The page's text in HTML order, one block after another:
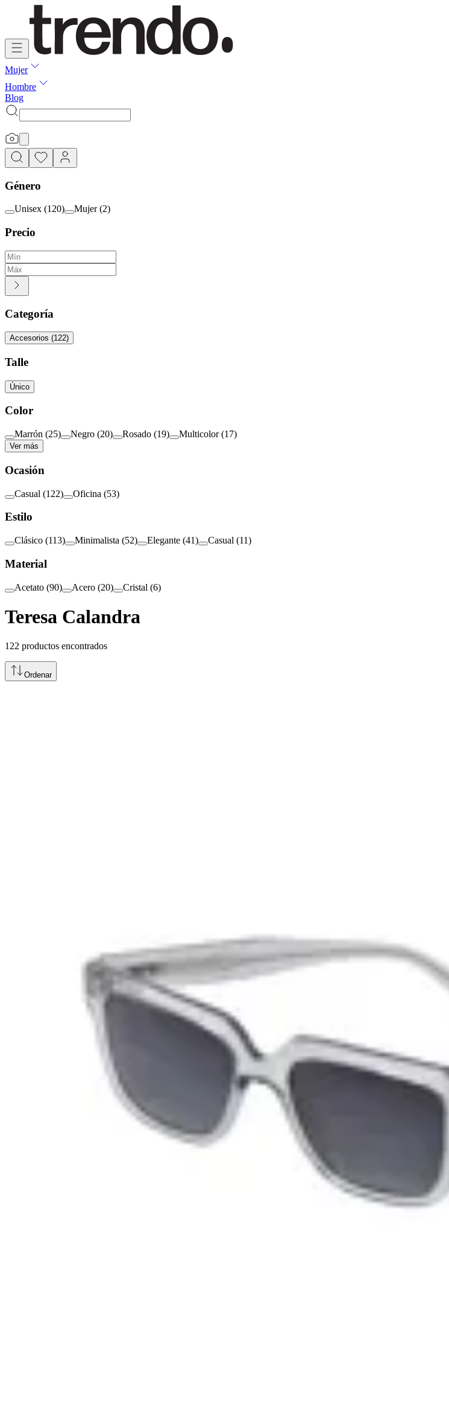
Mujer
Hombre
Blog
Género
Unisex (120) Mujer (2)
Precio
Categoría
Accesorios (122)
Talle
Único
Color
Marrón (25) Negro (20) Rosado (19) Multicolor (17)
Ver más
Ocasión
Casual (122) Oficina (53)
Estilo
Clásico (113) Minimalista (52) Elegante (41) Casual (11)
Material
Acetato (90) Acero (20) Cristal (6)
Teresa Calandra
122 productos encontrados
Ordenar